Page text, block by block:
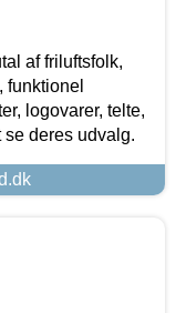
af friluftsfolk,
funktionel
logovarer, telte,
deres udvalg.